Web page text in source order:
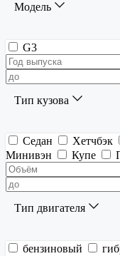
Модель
G3
Тип кузова
Седан Хетчбэк
Минивэн
Купе
Тип двигателя
бензиновый